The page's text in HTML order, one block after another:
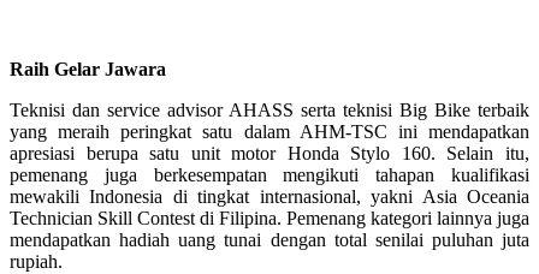
Raih Gelar Jawara
Teknisi dan service advisor AHASS serta teknisi Big Bike terbaik
yang meraih peringkat satu dalam AHM-TSC ini mendapatkan
apresiasi berupa satu unit motor Honda Stylo 160. Selain itu,
pemenang juga berkesempatan mengikuti tahapan kualifikasi
mewakili Indonesia di tingkat internasional, yakni Asia Oceania
Technician Skill Contest di Filipina. Pemenang kategori lainnya juga
mendapatkan hadiah uang tunai dengan total senilai puluhan juta
rupiah.